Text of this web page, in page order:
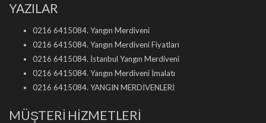
YAZILAR
0216 6415084. Yangın Merdiveni
0216 6415084. Yangın Merdiveni Fiyatları
0216 6415084. İstanbul Yangın Merdiveni
0216 6415084. Yangın Merdiveni İmalatı
0216 6415084. YANGIN MERDİVENLERİ
MÜŞTERİ HİZMETLERİ